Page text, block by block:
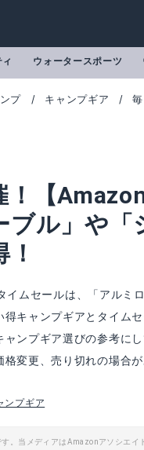
ウォータースポーツ
プ キャンプギア
！【
ブル」や
ムセールは、「アルミ
得キャンプギアとタイム
ャンプギア選びの参考に
格変更、売り切れの場合
ンプギア
。当メディアはAmazonアソシエ